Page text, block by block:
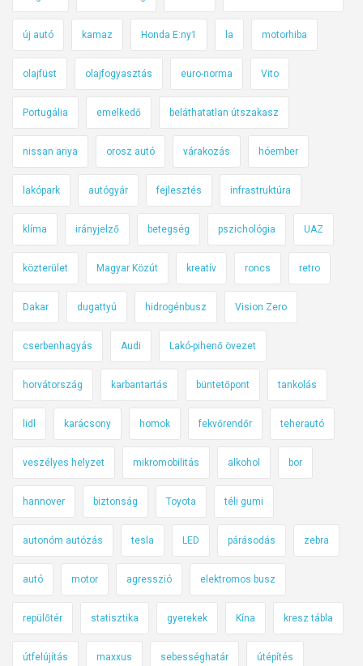
új autó kamaz Honda E:ny1 la motorhiba
olajfüst olajfogyasztás euro-norma Vito
Portugália emelkedő beláthatatlan útszakasz
nissan ariya orosz autó várakozás hóember
lakópark autógyár fejlesztés infrastruktúra
klíma irányjelző betegség pszichológia UAZ
közterület Magyar Közút kreatív roncs retro
Dakar dugattyú hidrogénbusz Vision Zero
cserbenhagyás Audi Lakó-pihenő övezet
horvátország karbantartás büntetőpont tankolás
lidl karácsony homok fekvőrendőr teherautó
veszélyes helyzet mikromobilitás alkohol bor
hannover biztonság Toyota téli gumi
autonóm autózás tesla LED párásodás zebra
autó motor agresszió elektromos busz
repülőtér statisztika gyerekek Kína kresz tábla
útfelújítás maxxus sebességhatár útépítés